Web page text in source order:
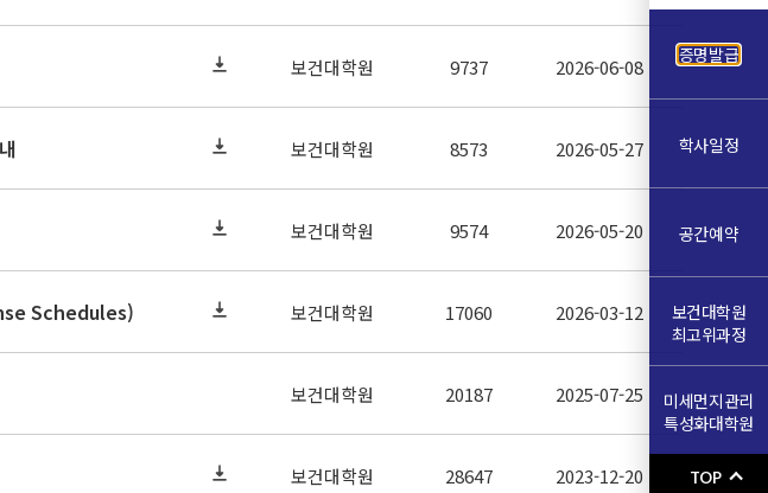
보건대학원 9737 2026-06-08
보건대학원 8573 2026-05-27
보건대학원 9574 2026-05-20
Schedules) 보건대학원 17060 2026-03-12
보건대학원 20187 2025-07-25
보건대학원 28647 2023-12-20
증명발급
학사일정
공간예약
보건대학원
최고위과정
미세먼지관리
특성화대학원
TOP